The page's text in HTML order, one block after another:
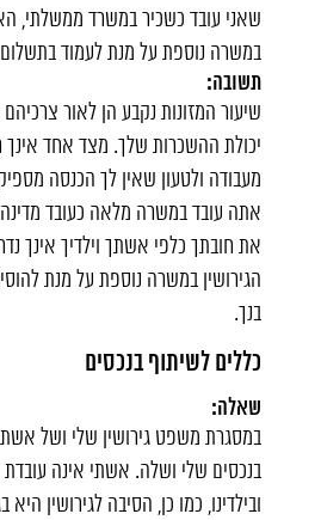
שאני עובד כשכיר במשרד ממשלתי,
במשרה נוספת על מנת לעמוד בתשלום
תשובה:
שיעור המזונות נקבע הן לאור
יכולת ההשכרות שלך. מצד אחד
מעבודה ולטעון שאין לך הכנסה
אתה עובד במשרה מלאה כעובד
את חובתך כלפי אשתך וילדיך אינך
הגירושין במשרה נוספת על מנת
בנך.
כללים לשיתוף בנכסים
שאלה:
במסגרת משפט גירושין שלי ושל
בנכסים שלי ושלה. אשתי אינה
ובילדינו, כמו כן, הסיבה לגירושין